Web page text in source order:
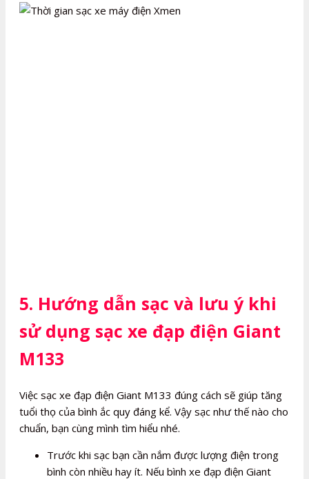
5. Hướng dẫn sạc và lưu ý khi
sử dụng sạc xe đạp điện Giant
M133
Việc sạc xe đạp điện Giant M133 đúng cách sẽ giúp tăng
tuổi thọ của bình ắc quy đáng kể. Vậy sạc như thế nào cho
chuẩn, bạn cùng mình tìm hiểu nhé.
Trước khi sạc bạn cần nắm được lượng điện trong
bình còn nhiều hay ít. Nếu bình xe đạp điện Giant